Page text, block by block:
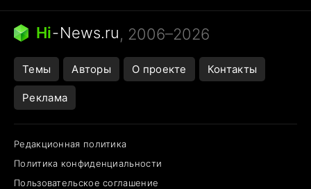
Бензин 100 vs 95
Тунцы в океанариуме
Следующая пандемия
Hi-News.ru, 2006–2026
Темы Авторы О проекте Контакты
Реклама
Редакционная политика
Политика конфиденциальности
Пользовательское соглашение